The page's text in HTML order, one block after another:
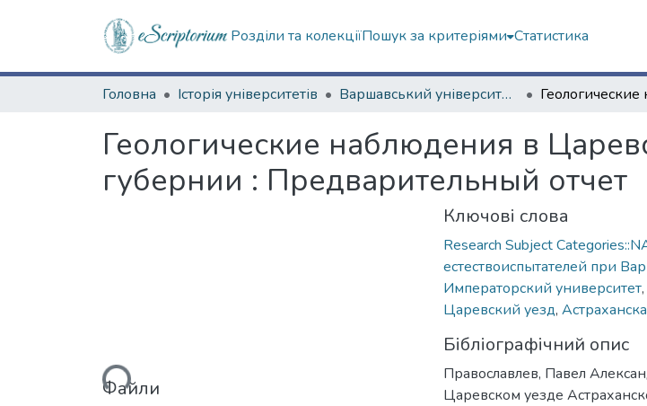
Розділи та колекціїПошук за критеріями Статистика
Головна Історія університетів Варшавський університет (до 200-річчя)
Геологические наблюдения в
губернии : Предварительный отчет
Вантажиться...Файли
Ключові слова
Research Subject
естествоиспытателей при
Императорский университет,
Царевский уезд,
Бібліографічний опис
Православлев, Павел
Царевском уезде